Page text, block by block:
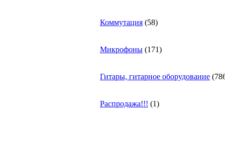
Коммутация (58)
Микрофоны (171)
Гитары, гитарное оборудование
Распродажа!!! (1)